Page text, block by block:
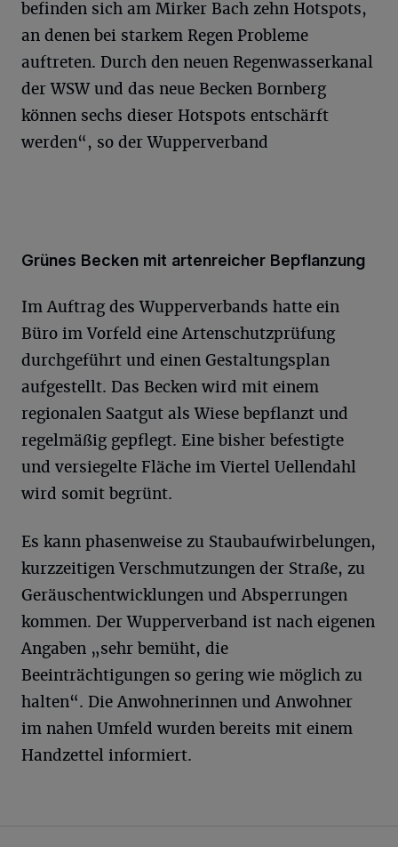
befinden sich am Mirker Bach zehn Hotspots,
an denen bei starkem Regen Probleme
auftreten. Durch den neuen Regenwasserkanal
der WSW und das neue Becken Bornberg
können sechs dieser Hotspots entschärft
werden“, so der Wupperverband
Grünes Becken mit artenreicher Bepflanzung
Im Auftrag des Wupperverbands hatte ein
Büro im Vorfeld eine Artenschutzprüfung
durchgeführt und einen Gestaltungsplan
aufgestellt. Das Becken wird mit einem
regionalen Saatgut als Wiese bepflanzt und
regelmäßig gepflegt. Eine bisher befestigte
und versiegelte Fläche im Viertel Uellendahl
wird somit begrünt.
Es kann phasenweise zu Staubaufwirbelungen,
kurzzeitigen Verschmutzungen der Straße, zu
Geräuschentwicklungen und Absperrungen
kommen. Der Wupperverband ist nach eigenen
Angaben „sehr bemüht, die
Beeinträchtigungen so gering wie möglich zu
halten“. Die Anwohnerinnen und Anwohner
im nahen Umfeld wurden bereits mit einem
Handzettel informiert.